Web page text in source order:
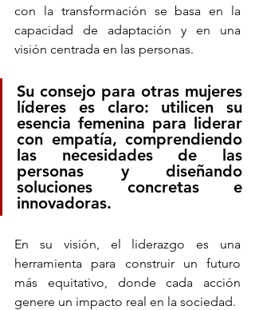
con la transformación se basa en la
capacidad de adaptación y en una
visión centrada en las personas.
Su consejo para otras mujeres
líderes es claro: utilicen su
esencia femenina para liderar
con empatía, comprendiendo
las necesidades de las
personas y diseñando
soluciones concretas e
innovadoras.
En su visión, el liderazgo es una
herramienta para construir un futuro
más equitativo, donde cada acción
genere un impacto real en la sociedad.